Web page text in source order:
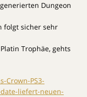
Dungeon
folgt sicher sehr
Trophäe, gehts
Crown-PS3-
liefert-neuen-